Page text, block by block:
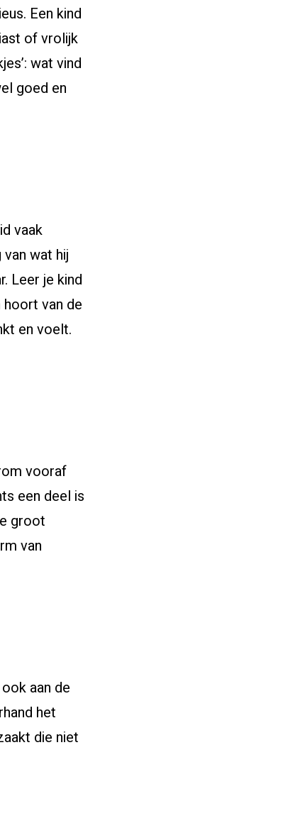
Een kind
of vrolijk
wat vind
goed en
vaak
wat hij
Leer je kind
van de
en voelt.
vooraf
een deel is
groot
van
aan de
het
die niet